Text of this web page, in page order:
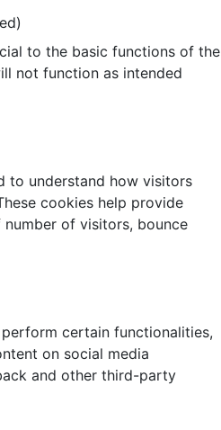
to the basic functions of the
not function as intended
to understand how visitors
cookies help provide
of visitors, bounce
certain functionalities,
on social media
and other third-party